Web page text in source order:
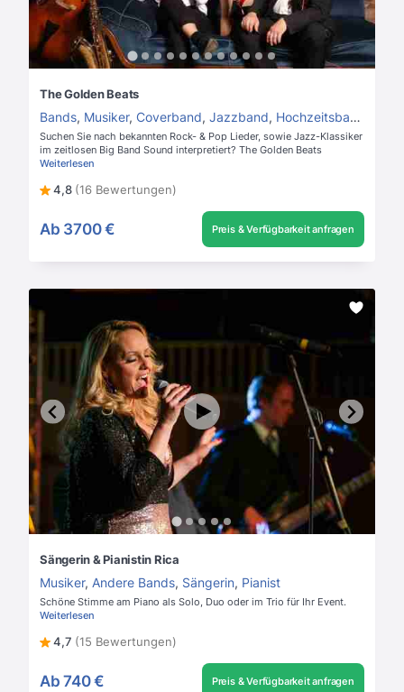
The Golden Beats
Bands, Musiker, Coverband, Jazzband, Hochzeitsband
Suchen Sie nach bekannten Rock- & Pop Lieder, sowie Jazz-Klassiker
im zeitlosen Big Band Sound interpretiert? The Golden Beats
Weiterlesen
4,8 (16 Bewertungen)
Ab 3700 € Preis & Verfügbarkeit anfragen
Sängerin & Pianistin Rica
Musiker, Andere Bands, Sängerin, Pianist
Schöne Stimme am Piano als Solo, Duo oder im Trio für Ihr Event.
Weiterlesen
4,7 (15 Bewertungen)
Ab 740 € Preis & Verfügbarkeit anfragen